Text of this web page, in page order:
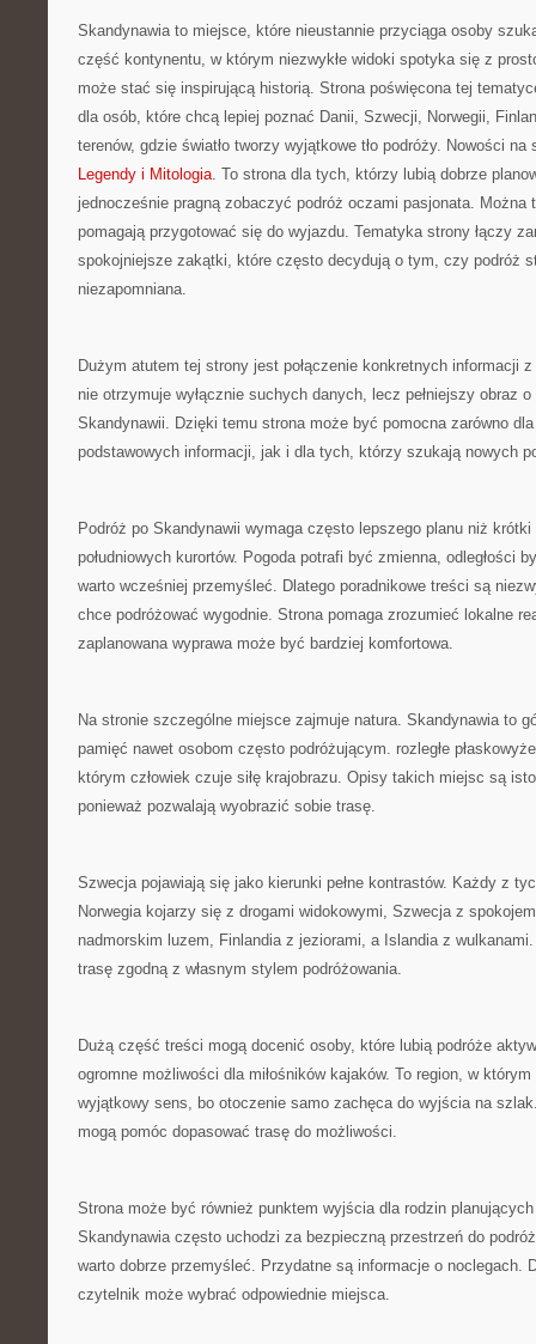
Skandynawia to miejsce, które nieustannie przyciąga osoby
część kontynentu, w którym niezwykłe widoki spotyka się z
może stać się inspirującą historią. Strona poświęcona tej
dla osób, które chcą lepiej poznać Danii, Szwecji, Norwegii,
terenów, gdzie światło tworzy wyjątkowe tło podróży. Nowości
Legendy i Mitologia. To strona dla tych, którzy lubią dobrze
jednocześnie pragną zobaczyć podróż oczami pasjonata. Można
pomagają przygotować się do wyjazdu. Tematyka strony łączy
spokojniejsze zakątki, które często decydują o tym, czy podróż
niezapomniana.
Dużym atutem tej strony jest połączenie konkretnych informacji
nie otrzymuje wyłącznie suchych danych, lecz pełniejszy obraz
Skandynawii. Dzięki temu strona może być pomocna zarówno
podstawowych informacji, jak i dla tych, którzy szukają nowych
Podróż po Skandynawii wymaga często lepszego planu niż
południowych kurortów. Pogoda potrafi być zmienna, odległości
warto wcześniej przemyśleć. Dlatego poradnikowe treści są
chce podróżować wygodnie. Strona pomaga zrozumieć lokalne
zaplanowana wyprawa może być bardziej komfortowa.
Na stronie szczególne miejsce zajmuje natura. Skandynawia to
pamięć nawet osobom często podróżującym. rozległe
którym człowiek czuje siłę krajobrazu. Opisy takich miejsc są
ponieważ pozwalają wyobrazić sobie trasę.
Szwecja pojawiają się jako kierunki pełne kontrastów. Każdy z
Norwegia kojarzy się z drogami widokowymi, Szwecja z
nadmorskim luzem, Finlandia z jeziorami, a Islandia z
trasę zgodną z własnym stylem podróżowania.
Dużą część treści mogą docenić osoby, które lubią podróże
ogromne możliwości dla miłośników kajaków. To region, w
wyjątkowy sens, bo otoczenie samo zachęca do wyjścia na
mogą pomóc dopasować trasę do możliwości.
Strona może być również punktem wyjścia dla rodzin
Skandynawia często uchodzi za bezpieczną przestrzeń do
warto dobrze przemyśleć. Przydatne są informacje o noclegach.
czytelnik może wybrać odpowiednie miejsca.